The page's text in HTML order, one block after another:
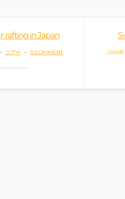
rafting in Japan
ツアー 0 COMMENT 2026年